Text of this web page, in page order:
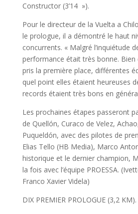
Constructor (3’14 »).
Pour le directeur de la Vuelta a
le prologue, il a démontré le haut
concurrents. « Malgré l’inquiétude
performance était très bonne. Bien
pris la première place, différentes
quel point elles étaient heureuses
records étaient très bons en
Les prochaines étapes passeront
de Quellón, Curaco de Velez,
Puqueldón, avec des pilotes de
Elias Tello (HB Media), Marco
historique et le dernier champion,
la fois avec l’équipe PROESSA.
Franco Xavier Videla)
DIX PREMIER PROLOGUE (3,2 KM).